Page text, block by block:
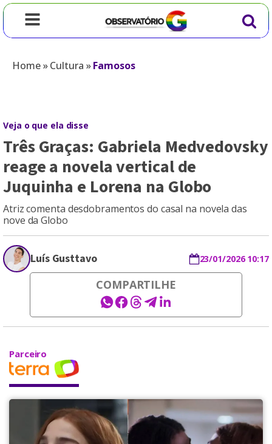
Home»Cultura »Famosos
Veja o que ela disse
Três Graças: Gabriela Medvedovsky
reage a novela vertical de
Juquinha e Lorena na Globo
Atriz comenta desdobramentos do casal na novela das
nove da Globo
Luís Gusttavo 23/01/2026 10:17
COMPARTILHE
Parceiro